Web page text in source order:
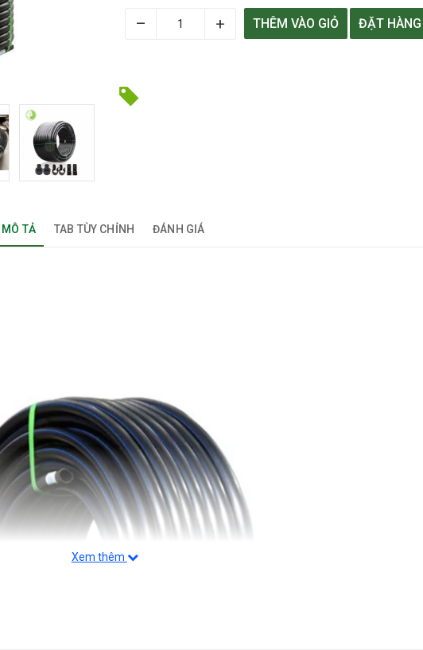
– + THÊM VÀO GIỎ ĐẶT HÀNG
MÔ TẢ TAB TÙY CHỈNH ĐÁNH GIÁ
Xem thêm